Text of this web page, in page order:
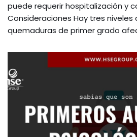
puede requerir hospitalización y
Consideraciones Hay tres niveles
quemaduras de primer grado